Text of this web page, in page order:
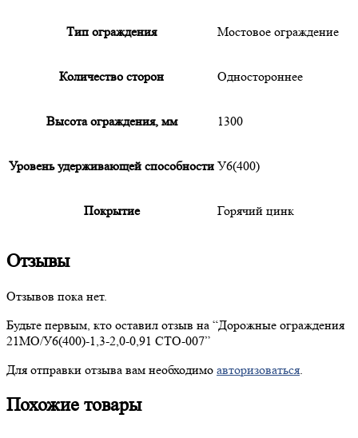
Тип ограждения Мостовое ограждение
Количество сторон Одностороннее
Высота ограждения, мм 1300
Уровень удерживающей способности У6(400)
Покрытие Горячий цинк
Отзывы
Отзывов пока нет.
Будьте первым, кто оставил отзыв на “Дорожные ограждения
21МО/У6(400)-1,3-2,0-0,91 СТО-007”
Для отправки отзыва вам необходимо авторизоваться
Похожие товары